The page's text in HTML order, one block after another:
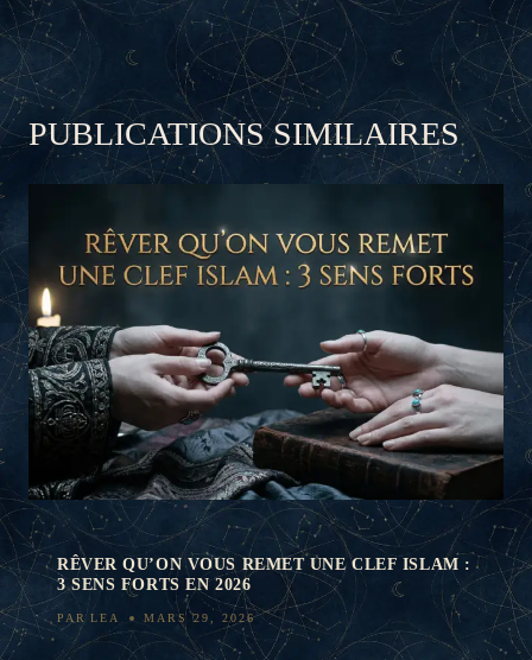
PUBLICATIONS SIMILAIRES
RÊVER QU’ON VOUS REMET UNE CLEF ISLAM :
3 SENS FORTS EN 2026
PAR LEA MARS 29, 2026